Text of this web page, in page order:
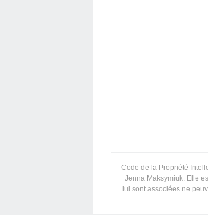
Code de la Propriété
Jenna Maksymiuk. Elle
lui sont associées ne